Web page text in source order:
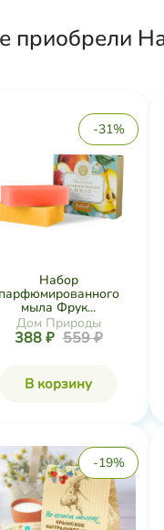
приобрели
-31%
Набор
парфюмированного
мыла Фрук...
Дом Природы
388 ₽ 559 ₽
В корзину
-19%